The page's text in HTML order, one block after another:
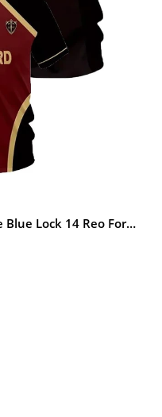
Siyah Bordo Anime Blue Lock 14 Reo Forma Unisex T-shirt